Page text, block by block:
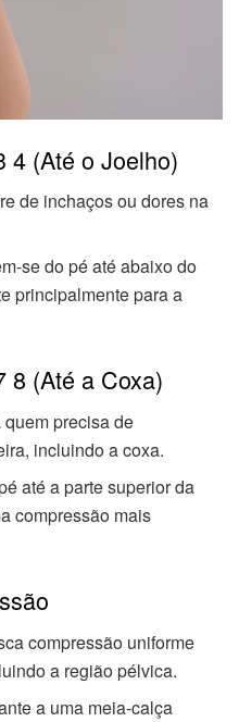
4 (Até o Joelho)
de inchaços ou dores na
se do pé até abaixo do
principalmente para a
8 (Até a Coxa)
precisa de
incluindo a coxa.
até a parte superior da
compressão mais
compressão uniforme
a região pélvica.
a uma meia-calça